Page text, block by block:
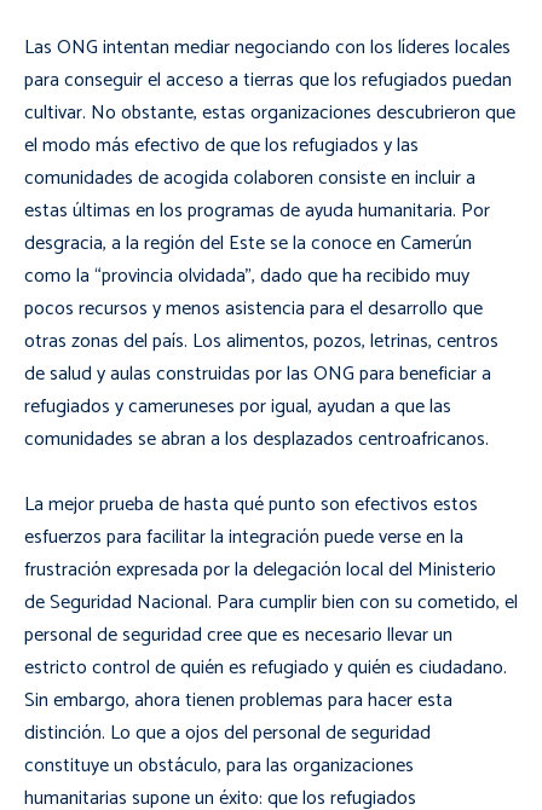
Las ONG intentan mediar negociando con los líderes locales
para conseguir el acceso a tierras que los refugiados puedan
cultivar. No obstante, estas organizaciones descubrieron que
el modo más efectivo de que los refugiados y las
comunidades de acogida colaboren consiste en incluir a
estas últimas en los programas de ayuda humanitaria. Por
desgracia, a la región del Este se la conoce en Camerún
como la “provincia olvidada”, dado que ha recibido muy
pocos recursos y menos asistencia para el desarrollo que
otras zonas del país. Los alimentos, pozos, letrinas, centros
de salud y aulas construidas por las ONG para beneficiar a
refugiados y cameruneses por igual, ayudan a que las
comunidades se abran a los desplazados centroafricanos.
La mejor prueba de hasta qué punto son efectivos estos
esfuerzos para facilitar la integración puede verse en la
frustración expresada por la delegación local del Ministerio
de Seguridad Nacional. Para cumplir bien con su cometido, el
personal de seguridad cree que es necesario llevar un
estricto control de quién es refugiado y quién es ciudadano.
Sin embargo, ahora tienen problemas para hacer esta
distinción. Lo que a ojos del personal de seguridad
constituye un obstáculo, para las organizaciones
humanitarias supone un éxito: que los refugiados